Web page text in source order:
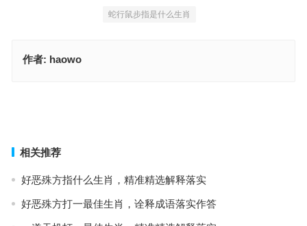
蛇行鼠步指是什么生肖
作者: haowo
相关推荐
好恶殊方指什么生肖，精准精选解释落实
好恶殊方打一最佳生肖，诠释成语落实作答